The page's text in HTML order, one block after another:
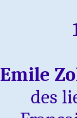
Emile
des